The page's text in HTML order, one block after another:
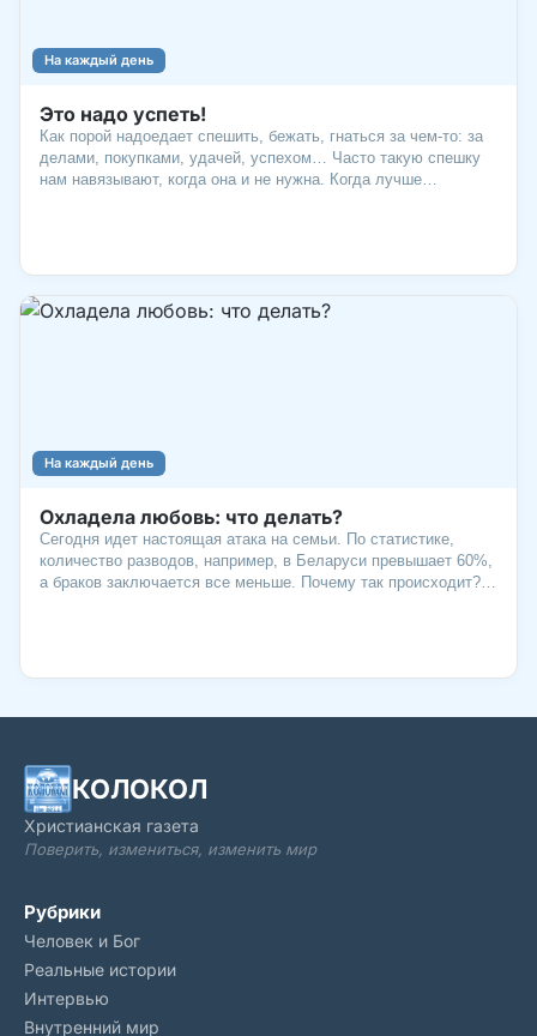
На каждый день
Это надо успеть!
Как порой надоедает спешить, бежать, гнаться за чем-то: за
делами, покупками, удачей, успехом… Часто такую спешку
нам навязывают, когда она и не нужна. Когда лучше
Библии.
На каждый день
Охладела любовь: что делать?
Сегодня идет настоящая атака на семьи. По статистике,
количество разводов, например, в Беларуси превышает 60%,
а браков заключается все меньше. Почему так происходит?
КОЛОКОЛ
Христианская газета
Поверить, измениться, изменить мир
Рубрики
Человек и Бог
Реальные истории
Интервью
Внутренний мир